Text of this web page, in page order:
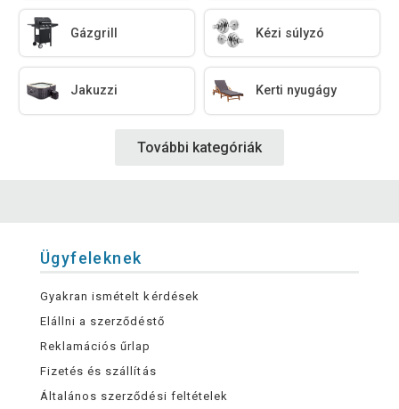
Gázgrill Kézi súlyzó
Jakuzzi Kerti nyugágy
További kategóriák
Ügyfeleknek
Gyakran ismételt kérdések
Elállni a szerződéstő
Reklamációs űrlap
Fizetés és szállítás
Általános szerződési feltételek